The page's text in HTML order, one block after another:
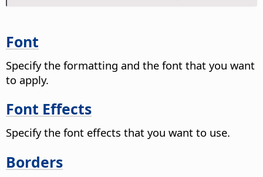
Font
Specify the formatting and the font that you want
to apply.
Font Effects
Specify the font effects that you want to use.
Borders